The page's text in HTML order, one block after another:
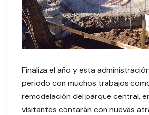
Finaliza el año y esta
periodo con muchos trabajos
remodelación del parque central,
visitantes contarán con nuevas